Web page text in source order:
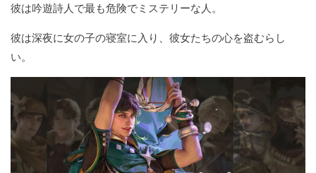
彼は吟遊詩人で最も危険でミステリーな人。
彼は深夜に女の子の寝室に入り、彼女たちの心を盗むらし
い。